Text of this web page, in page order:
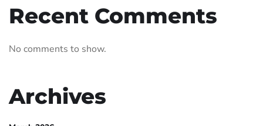
Recent Comments
No comments to show.
Archives